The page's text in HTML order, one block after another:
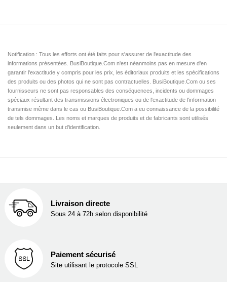
Notification : Tous les efforts ont été faits pour s'assurer de l'exactitude des
informations présentées. BusiBoutique.Com n'est néanmoins pas en mesure d'en
garantir l'exactitude y compris pour les prix, les éditoriaux produits et les spécifications
des produits ou des photos qui ne sont pas contractuelles. BusiBoutique.Com ou ses
fournisseurs ne sont pas responsables des conséquences, incidents ou dommages
spéciaux résultant des transmissions électroniques ou de l'exactitude de l'information
transmise même dans le cas ou BusiBoutique.Com a eu connaissance de la possibilité
de tels dommages. Les noms et marques de produits et de fabricants sont utilisés
seulement dans un but d'identification.
Livraison directe
Sous 24 à 72h selon disponibilité
Paiement sécurisé
Site utilisant le protocole SSL